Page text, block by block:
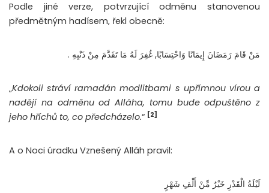
Podle jiné verze, potvrzující odměnu stanovenou
předmětným hadísem, řekl obecně:
مَنْ قَامَ رَمَضَانَ إِيمَانًا وَاحْتِسَابًا, غُفِرَ لَهُ مَا تَقَدَّمَ مِنْ ذَنْبِهِ .
„Kdokoli stráví ramadán modlitbami s upřímnou vírou a
nadějí na odměnu od Alláha, tomu bude odpuštěno z
jeho hříchů to, co předcházelo.“ [2]
A o Noci úradku Vznešený Alláh pravil:
لَيْلَةُ الْقَدْرِ خَيْرٌ مِّنْ أَلْفِ شَهْرٍ